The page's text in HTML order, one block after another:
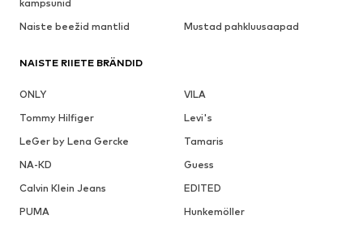
kampsunid
Naiste beežid mantlid Mustad pahkluusaapad
NAISTE RIIETE BRÄNDID
ONLY
VILA
Tommy Hilfiger
Levi's
LeGer by Lena Gercke
Tamaris
NA-KD
Guess
Calvin Klein Jeans
EDITED
PUMA
Hunkemöller